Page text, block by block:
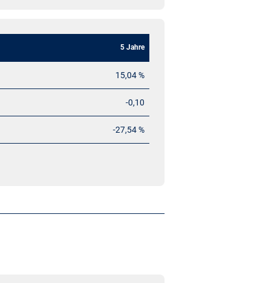
5 Jahre
15,04 %
-0,10
-27,54 %